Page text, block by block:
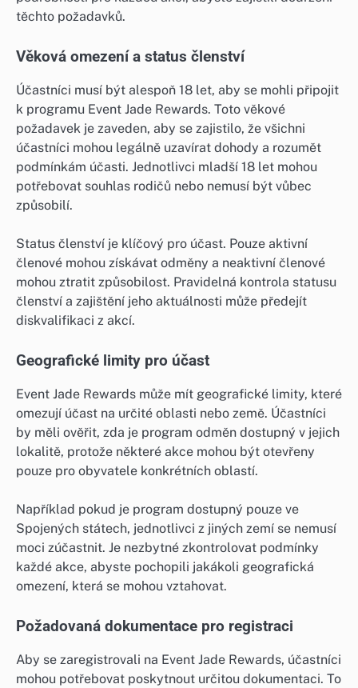
těchto požadavků.
Věková omezení a status členství
Účastníci musí být alespoň 18 let, aby se mohli připojit
k programu Event Jade Rewards. Toto věkové
požadavek je zaveden, aby se zajistilo, že všichni
účastníci mohou legálně uzavírat dohody a rozumět
podmínkám účasti. Jednotlivci mladší 18 let mohou
potřebovat souhlas rodičů nebo nemusí být vůbec
způsobilí.
Status členství je klíčový pro účast. Pouze aktivní
členové mohou získávat odměny a neaktivní členové
mohou ztratit způsobilost. Pravidelná kontrola statusu
členství a zajištění jeho aktuálnosti může předejít
diskvalifikaci z akcí.
Geografické limity pro účast
Event Jade Rewards může mít geografické limity, které
omezují účast na určité oblasti nebo země. Účastníci
by měli ověřit, zda je program odměn dostupný v jejich
lokalitě, protože některé akce mohou být otevřeny
pouze pro obyvatele konkrétních oblastí.
Například pokud je program dostupný pouze ve
Spojených státech, jednotlivci z jiných zemí se nemusí
moci zúčastnit. Je nezbytné zkontrolovat podmínky
každé akce, abyste pochopili jakákoli geografická
omezení, která se mohou vztahovat.
Požadovaná dokumentace pro registraci
Aby se zaregistrovali na Event Jade Rewards, účastníci
mohou potřebovat poskytnout určitou dokumentaci. To